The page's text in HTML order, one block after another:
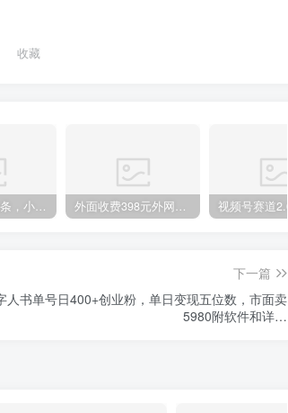
收藏
AI起号撸爆头条，小白也能操作，日入2000+ 外面收费398元外网超跑豪车汽车视频搬运至快手抖音上热门项目
下一篇
人书单号日400+创业粉，单日变现五位数，市面卖
5980附软件和详…